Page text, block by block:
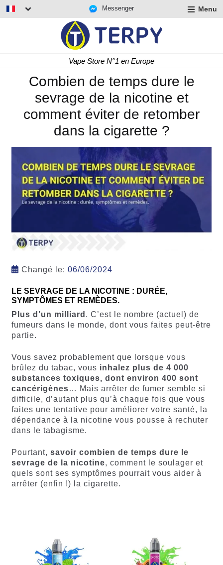
Messenger Menu
Livraison rapide 24/48 h
Combien de temps dure le
sevrage de la nicotine et
comment éviter de retomber
dans la cigarette ?
Changé le: 06/06/2024
LE SEVRAGE DE LA NICOTINE : DURÉE,
SYMPTÔMES ET REMÈDES.
Plus d’un milliard . C’est le nombre (actuel) de
fumeurs dans le monde, dont vous faites peut-être
partie.
Vous savez probablement que lorsque vous
brûlez du tabac, vous inhalez plus de 4 000
substances toxiques, dont environ 400 sont
cancérigènes… Mais arrêter de fumer semble si
difficile, d’autant plus qu’à chaque fois que vous
faites une tentative pour améliorer votre santé, la
dépendance à la nicotine vous pousse à rechuter
dans le tabagisme.
Pourtant, savoir combien de temps dure le
sevrage de la nicotine, comment le soulager et
quels sont ses symptômes pourrait vous aider à
arrêter (enfin !) la cigarette.